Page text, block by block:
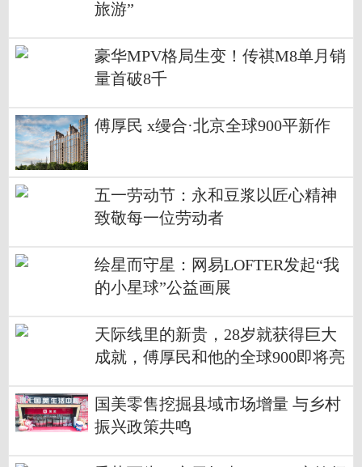
旅游”
豪华MPV格局生变！传祺M8单月销
量首破8千
傅厚民 x缦合·北京全球900平新作
五一劳动节：永和豆浆以匠心精神
致敬每一位劳动者
绘星而守星：网易LOFTER发起“我
的小星球”公益画展
天际线里的新贵，28岁就获得巨大
成就，傅厚民和他的全球900即将亮
国美零售挖掘县域市场增量 与乡村
振兴政策共鸣